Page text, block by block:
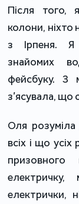
Після того,
колони, ніхто
з Ірпеня. Я
знайомих
фейсбуку. З
з’ясувала, що
Оля розуміла
всіх і що
електрички,